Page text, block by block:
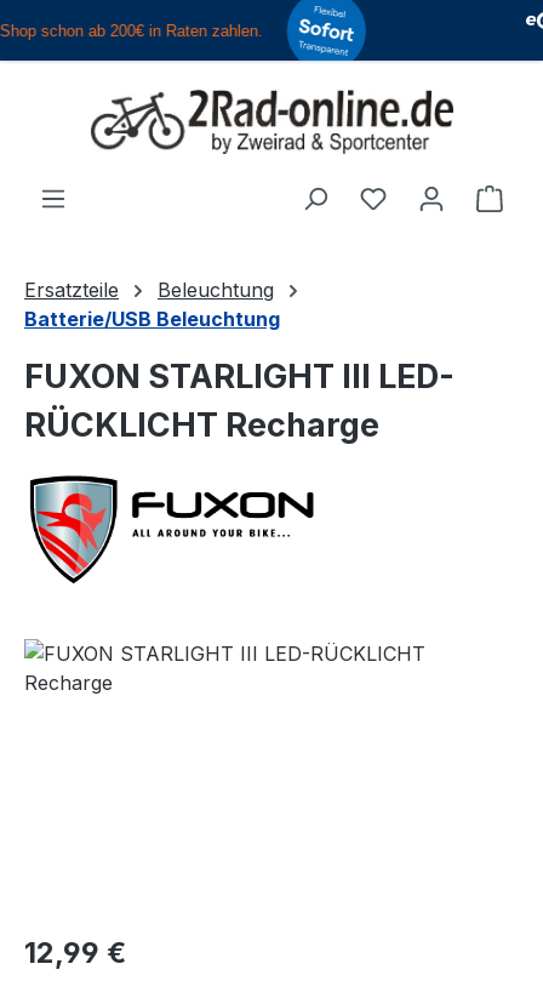
Zum Hauptinhalt springen
Du hast 0
Ersatzteile
Beleuchtung
Batterie/USB Beleuchtung
FUXON STARLIGHT III LED-
RÜCKLICHT Recharge
Regulärer Preis:
12,99 €